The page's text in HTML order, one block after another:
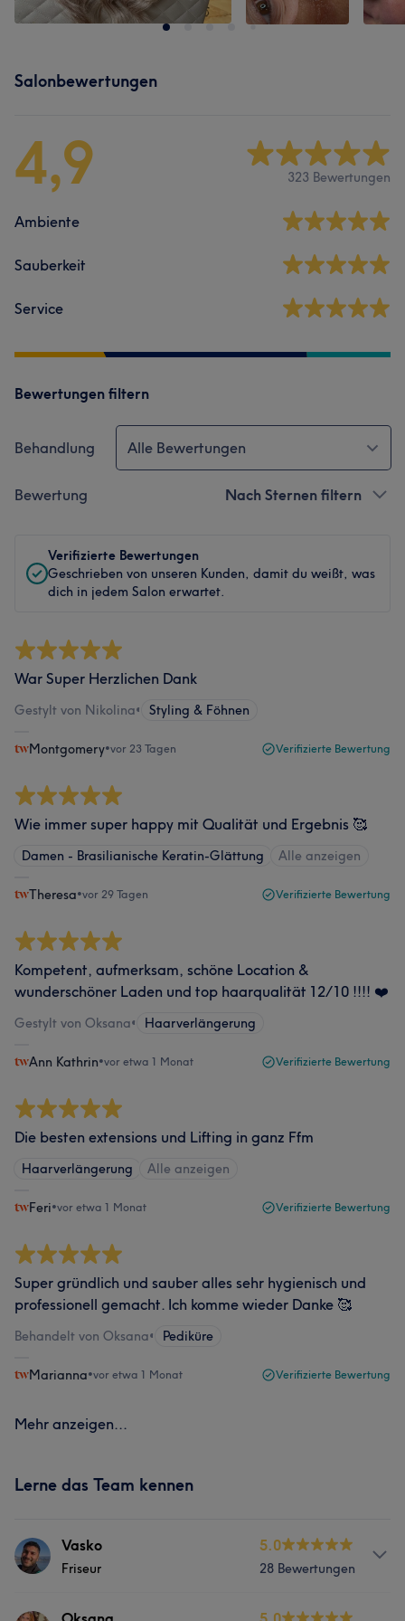
Salonbewertungen
4,9 323 Bewertungen
Ambiente
Sauberkeit
Service
Bewertungen filtern
Behandlung Alle Bewertungen
Bewertung Nach Sternen filtern
Verifizierte Bewertungen
Geschrieben von unseren Kunden, damit du weißt, was
dich in jedem Salon erwartet.
War Super Herzlichen Dank
Gestylt von Nikolina• Styling & Föhnen
Montgomery•vor 23 Tagen Verifizierte Bewertung
Wie immer super happy mit Qualität und Ergebnis 🥰
Damen - Brasilianische Keratin-Glättung Alle anzeigen
Theresa•vor 29 Tagen Verifizierte Bewertung
Kompetent, aufmerksam, schöne Location &
wunderschöner Laden und top haarqualität 12/10 !!!! ❤️
Gestylt von Oksana• Haarverlängerung
Ann Kathrin•vor etwa 1 Monat Verifizierte Bewertung
Die besten extensions und Lifting in ganz Ffm
Haarverlängerung Alle anzeigen
Feri•vor etwa 1 Monat Verifizierte Bewertung
Super gründlich und sauber alles sehr hygienisch und
professionell gemacht. Ich komme wieder Danke 🥰
Behandelt von Oksana• Pediküre
Marianna•vor etwa 1 Monat Verifizierte Bewertung
Mehr anzeigen...
Lerne das Team kennen
Vasko
Friseur
5.0
28 Bewertungen
Info